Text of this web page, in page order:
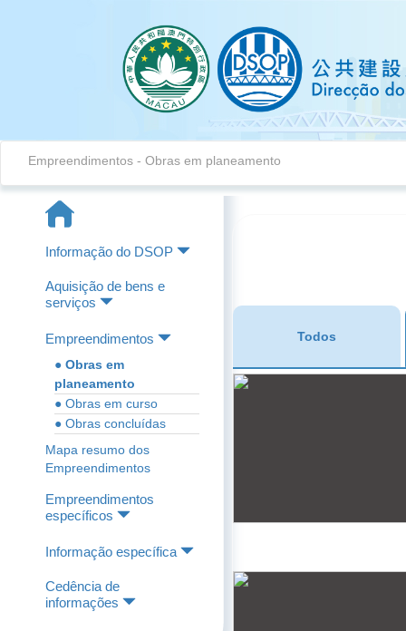
Empreendimentos - Obras em planeamento
Informação do DSOP
Aquisição de bens e
serviços
Empreendimentos
● Obras em
planeamento
● Obras em curso
● Obras concluídas
Mapa resumo dos
Empreendimentos
Empreendimentos
específicos
Informação específica
Cedência de
informações
Todos